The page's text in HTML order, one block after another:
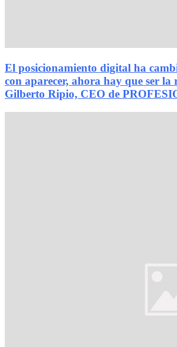
El posicionamiento digital ha
con aparecer, ahora hay que ser la
Gilberto Ripio, CEO de